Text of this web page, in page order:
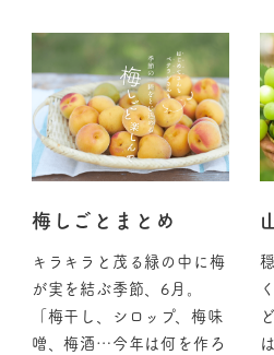
梅しごとまとめ
キラキラと茂る緑の中に梅
が実を結ぶ季節、6月。
「梅干し、シロップ、梅味
噌、梅酒…今年は何を作ろ